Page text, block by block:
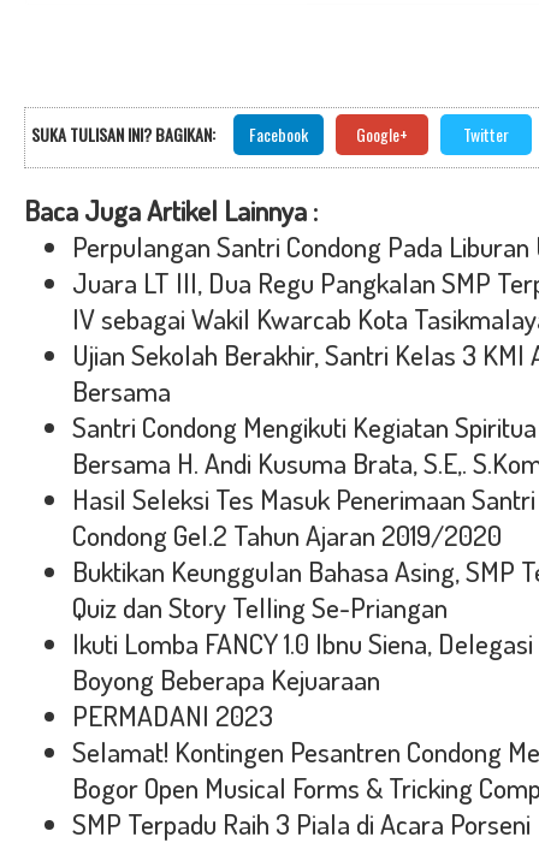
SUKA TULISAN INI? BAGIKAN: Facebook Google+ Twitter
Baca Juga Artikel Lainnya :
Perpulangan Santri Condong Pada Liburan
Juara LT III, Dua Regu Pangkalan SMP
IV sebagai Wakil Kwarcab Kota
Ujian Sekolah Berakhir, Santri Kelas 3
Bersama
Santri Condong Mengikuti Kegiatan
Bersama H. Andi Kusuma Brata, S.E,.
Hasil Seleksi Tes Masuk Penerimaan
Condong Gel.2 Tahun Ajaran 2019/2020
Buktikan Keunggulan Bahasa Asing, SMP
Quiz dan Story Telling Se-Priangan
Ikuti Lomba FANCY 1.0 Ibnu Siena,
Boyong Beberapa Kejuaraan
PERMADANI 2023
Selamat! Kontingen Pesantren Condong
Bogor Open Musical Forms & Tricking
SMP Terpadu Raih 3 Piala di Acara